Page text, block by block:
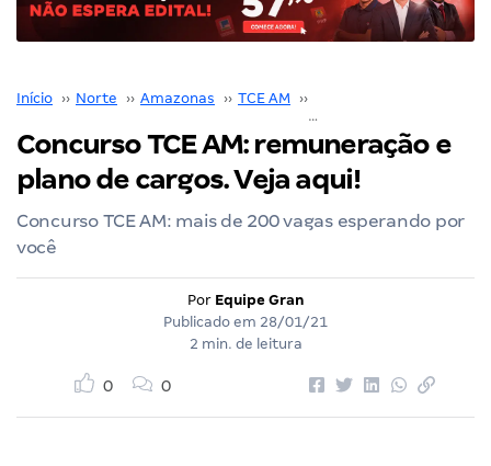
Início ›› Norte ›› Amazonas ›› TCE AM ››
Concurso TCE AM: remuneração e
plano de cargos. Veja aqui!
Concurso TCE AM: mais de 200 vagas esperando por
você
Por Equipe Gran
Publicado em 28/01/21
2 min. de leitura
0 0